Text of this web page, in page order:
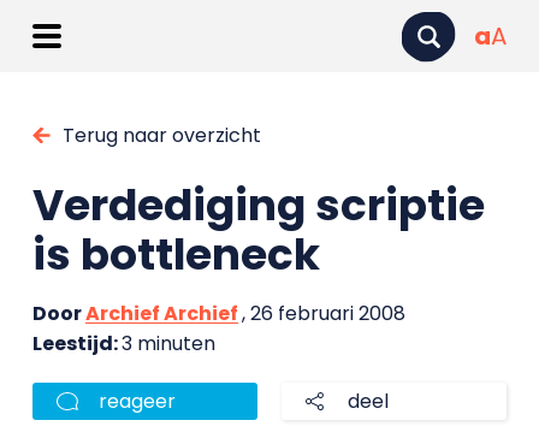
aA
Terug naar overzicht
Verdediging scriptie
is bottleneck
DoorArchief Archief, 26 februari 2008
Leestijd:3 minuten
reageer deel